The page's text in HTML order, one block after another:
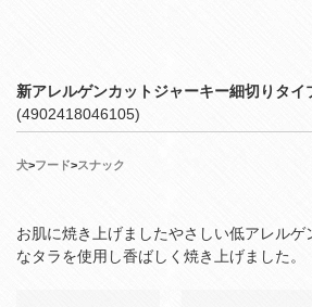
新アレルゲンカットジャーキー細切りタイ
(4902418046105)
犬>フード>スナック
お肌に焼き上げましたやさしい低アレルゲ
なタラを使用し香ばしく焼き上げました。